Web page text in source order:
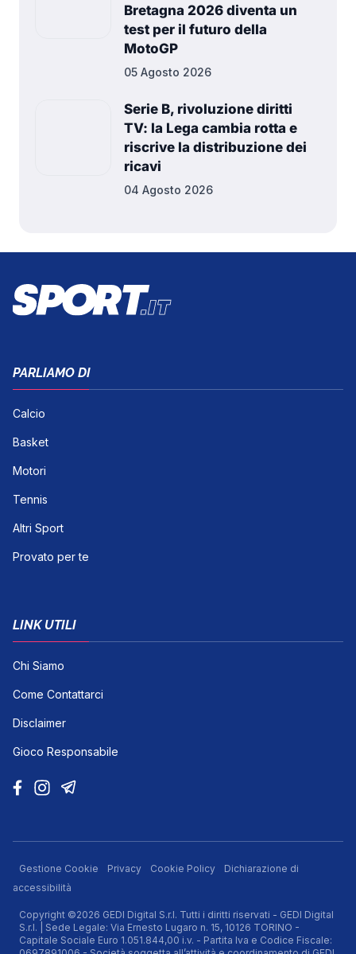
Bretagna 2026 diventa un
test per il futuro della
MotoGP
05 Agosto 2026
Serie B, rivoluzione diritti
TV: la Lega cambia rotta e
riscrive la distribuzione dei
ricavi
04 Agosto 2026
PARLIAMO DI
Calcio
Basket
Motori
Tennis
Altri Sport
Provato per te
LINK UTILI
Chi Siamo
Come Contattarci
Disclaimer
Gioco Responsabile
Gestione Cookie Privacy Cookie Policy
Dichiarazione di
accessibilità
Copyright ©2026 GEDI Digital S.r.l. Tutti i diritti riservati - GEDI Digital
S.r.l. | Sede Legale: Via Ernesto Lugaro n. 15, 10126 TORINO -
Capitale Sociale Euro 1.051.844,00 i.v. - Partita Iva e Codice Fiscale: